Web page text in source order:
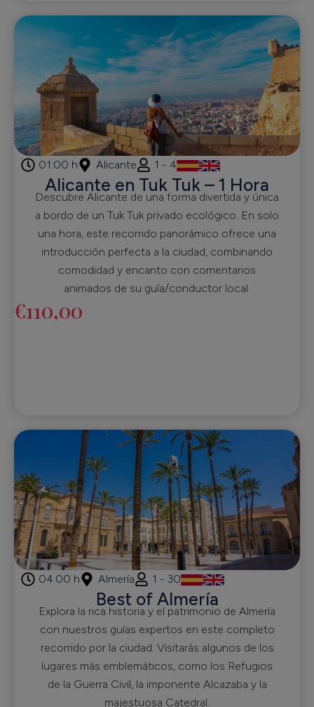
01:00 h Alicante 1 - 4
Alicante en Tuk Tuk – 1 Hora
Descubre Alicante de una forma divertida y única
a bordo de un Tuk Tuk privado ecológico. En solo
una hora, este recorrido panorámico ofrece una
introducción perfecta a la ciudad, combinando
comodidad y encanto con comentarios
animados de su guía/conductor local.
€110,00
04:00 h Almería 1 - 30
Best of Almería
Explora la rica historia y el patrimonio de Almería
con nuestros guías expertos en este completo
recorrido por la ciudad. Visitarás algunos de los
lugares más emblemáticos, como los Refugios
de la Guerra Civil, la imponente Alcazaba y la
majestuosa Catedral.